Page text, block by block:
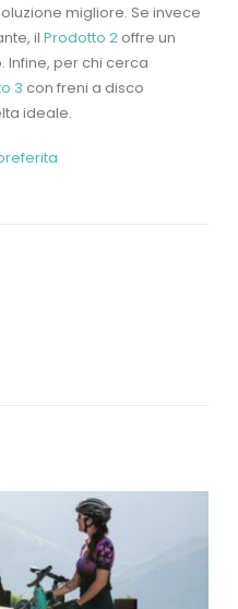
migliore. Se invece
il Prodotto 2offre un
per chi cerca
3 con freni a disco
ideale.